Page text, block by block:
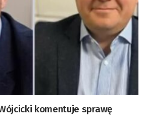
komentuje sprawę